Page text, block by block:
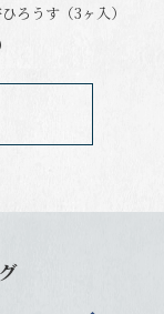
ろうす（3ヶ入）